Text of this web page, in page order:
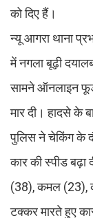
को दिए हैं।
न्यू आगरा थाना
में नगला बूढ़ी
सामने ऑनलाइन फूड
मार दी। हादसे के
पुलिस ने चेकिंग के
कार की स्पीड बढ़ा
(38), कमल (23),
टक्कर मारते हुए